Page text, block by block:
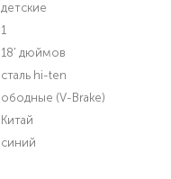
детские
1
18' дюймов
сталь hi-ten
ободные (V-Brake)
Китай
синий